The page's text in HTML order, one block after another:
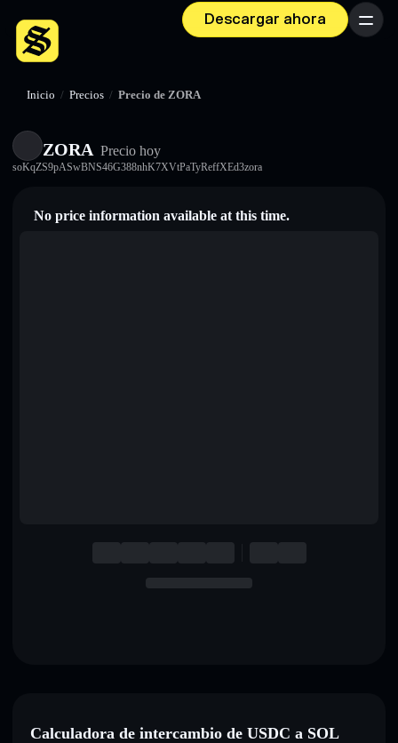
Descargar ahora Menú
Inicio / Precios / Precio de ZORA
ZORA Precio hoy
soKqZS9pASwBNS46G388nhK7XVtPaTyReffXEd3zora
No price information available at this time.
Calculadora de intercambio de USDC a SOL